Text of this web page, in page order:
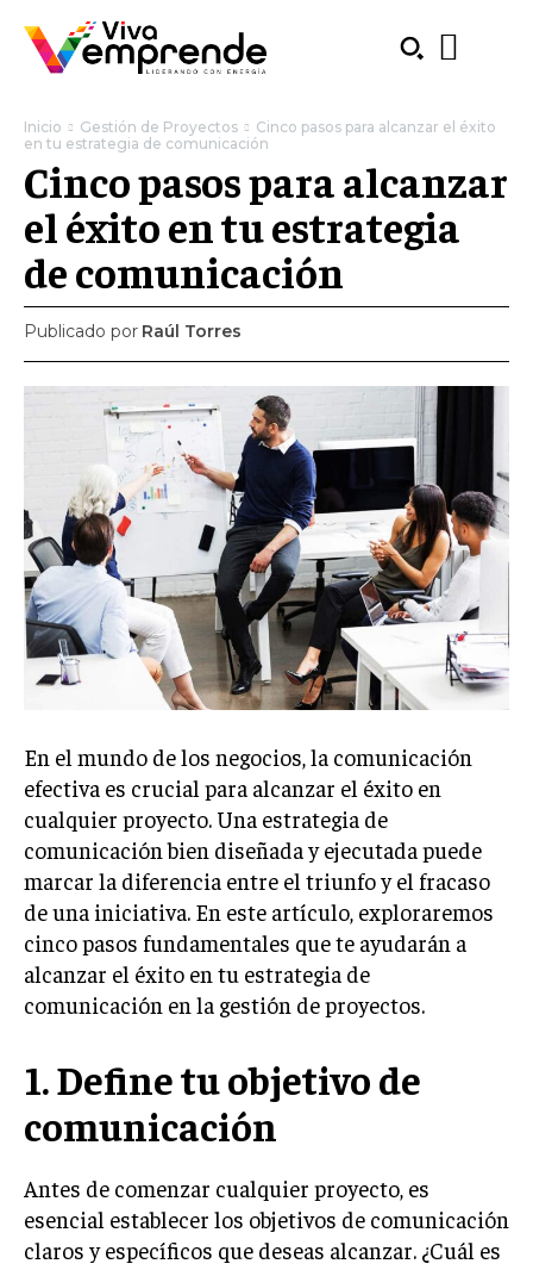
SUBSCRIBE
Welcome to Liberty Case
We have a curated list of the most noteworthy news from all
across the globe. With any subscription plan, you get access
toexclusive articles that let you stay ahead of the curve.
Your Profile
LIFESTYLE
MARKETING
AGENCIAS DE MARKETING
AGENCIAS DE POSICIONAMIENTO WEB SEO
Inicio Gestión de Proyectos
Cinco pasos para alcanzar el éxito
en tu estrategia de comunicación
Cinco pasos para alcanzar
el éxito en tu estrategia
de comunicación
Publicado por Raúl Torres
En el mundo de los negocios, la comunicación
efectiva es crucial para alcanzar el éxito en
cualquier proyecto. Una estrategia de
comunicación bien diseñada y ejecutada puede
marcar la diferencia entre el triunfo y el fracaso
de una iniciativa. En este artículo, exploraremos
cinco pasos fundamentales que te ayudarán a
alcanzar el éxito en tu estrategia de
comunicación en la gestión de proyectos.
1. Define tu objetivo de
comunicación
Antes de comenzar cualquier proyecto, es
esencial establecer los objetivos de comunicación
claros y específicos que deseas alcanzar. ¿Cuál es